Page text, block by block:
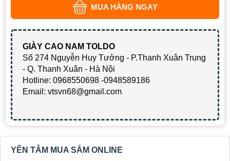
MUA HÀNG NGAY
GIÀY CAO NAM TOLDO
Số 274 Nguyễn Huy Tưởng - P.Thanh Xuân Trung
- Q. Thanh Xuân - Hà Nội
Hotline: 0968550698 -0948589186
Email: vtsvn68@gmail.com
YÊN TÂM MUA SẮM ONLINE